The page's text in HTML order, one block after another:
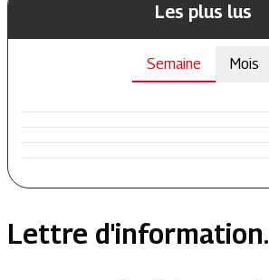
Les plus lus
Semaine Mois
Lettre d'information.